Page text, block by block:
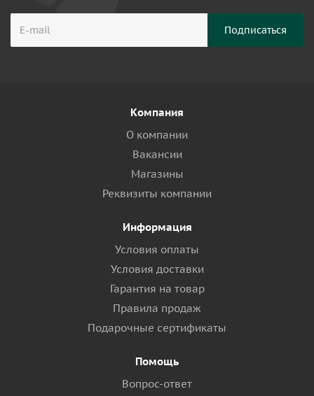
Компания
О компании
Вакансии
Магазины
Реквизиты компании
Информация
Условия оплаты
Условия доставки
Гарантия на товар
Правила продаж
Подарочные сертификаты
Помощь
Вопрос-ответ